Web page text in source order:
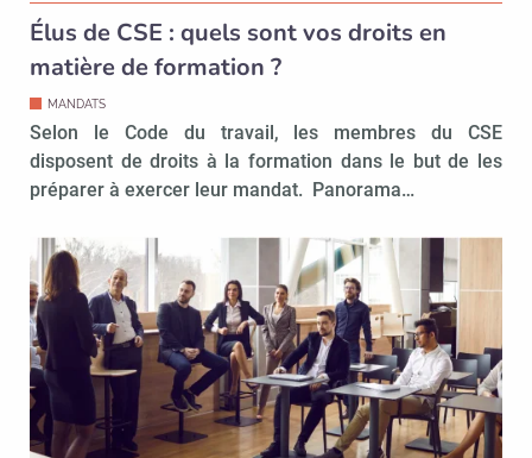
Élus de CSE : quels sont vos droits en
matière de formation ?
MANDATS
Selon le Code du travail, les membres du CSE
disposent de droits à la formation dans le but de les
préparer à exercer leur mandat. Panorama…